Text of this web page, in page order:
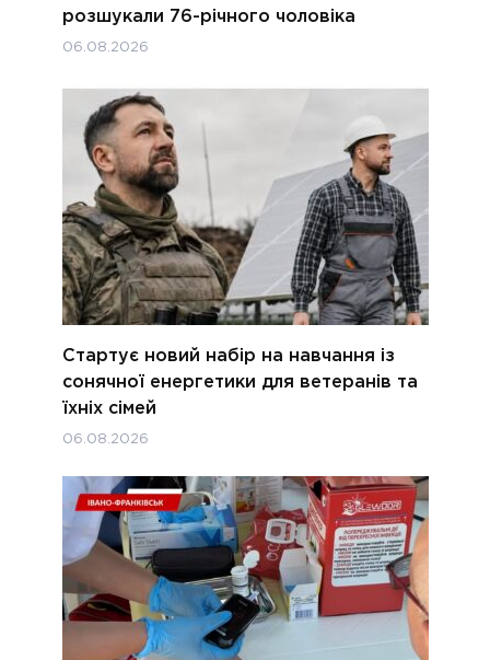
розшукали 76-річного чоловіка
06.08.2026
Стартує новий набір на навчання із
сонячної енергетики для ветеранів та
їхніх сімей
06.08.2026